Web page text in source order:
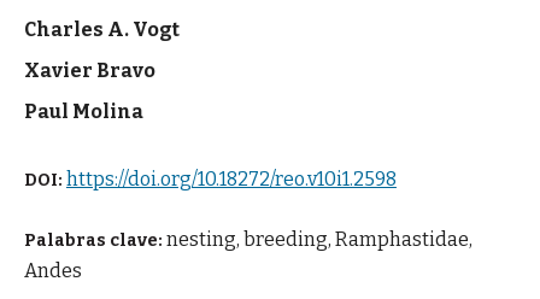
Charles A. Vogt
Xavier Bravo
Paul Molina
DOI: https://doi.org/10.18272/reo.v10i1.2598
Palabras clave: nesting, breeding, Ramphastidae,
Andes